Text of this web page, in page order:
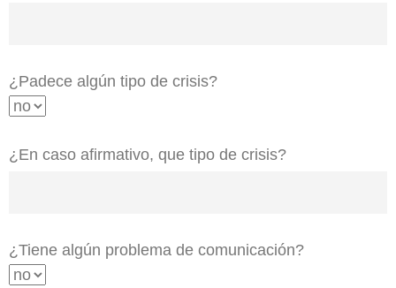
¿Padece algún tipo de crisis?
¿En caso afirmativo, que tipo de crisis?
¿Tiene algún problema de comunicación?